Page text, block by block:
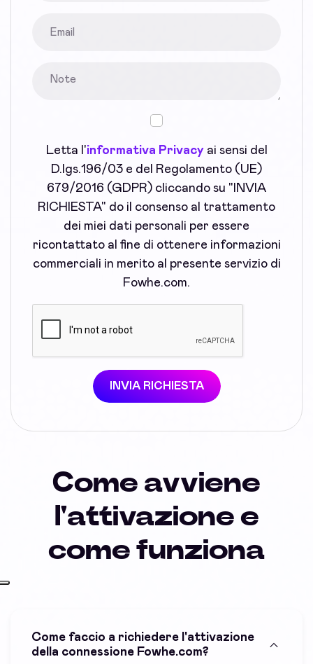
Letta l'informativa Privacyai sensi del
D.lgs.196/03 e del Regolamento (UE)
679/2016 (GDPR) cliccando su "INVIA
RICHIESTA" do il consenso al trattamento
dei miei dati personali per essere
ricontattato al fine di ottenere informazioni
commerciali in merito al presente servizio di
Fowhe.com.
INVIA RICHIESTA
Come avviene
l'attivazione e
come funziona
Come faccio a richiedere l'attivazione
della connessione Fowhe.com?